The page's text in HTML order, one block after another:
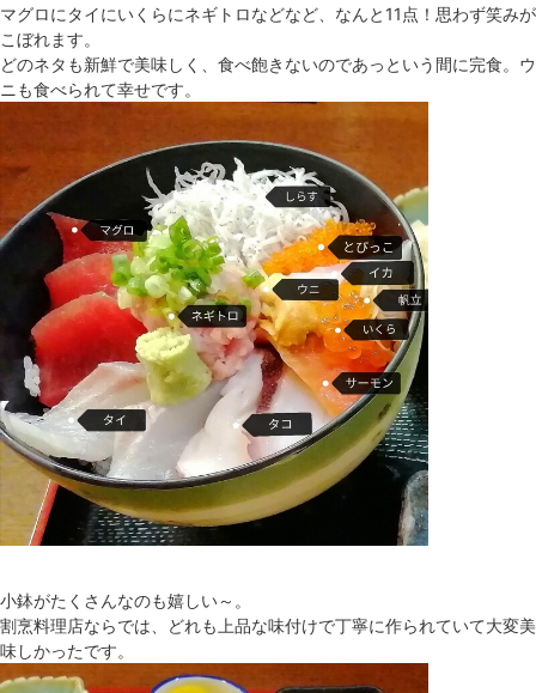
マグロにタイにいくらにネギトロなどなど、なんと11点！思わず笑みが
こぼれます。
どのネタも新鮮で美味しく、食べ飽きないのであっという間に完食。ウ
ニも食べられて幸せです。
小鉢がたくさんなのも嬉しい～。
割烹料理店ならでは、どれも上品な味付けで丁寧に作られていて大変美
味しかったです。